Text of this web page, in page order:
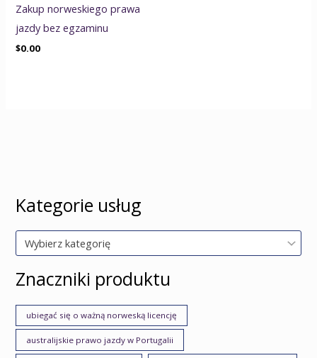
Zakup norweskiego prawa
jazdy bez egzaminu
$0.00
Kategorie usług
Wybierz kategorię
Znaczniki produktu
ubiegać się o ważną norweską licencję
australijskie prawo jazdy w Portugalii